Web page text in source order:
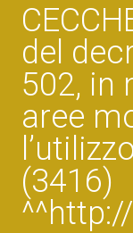
del
502, in
aree
(3416)